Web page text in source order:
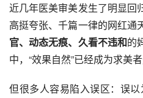
近几年医美审美发生了明显回
高挺夸张、千篇一律的网红通
官、动态无痕、久看不违和的
中，“效果自然”已经成为求美
但很多人容易陷入误区：误